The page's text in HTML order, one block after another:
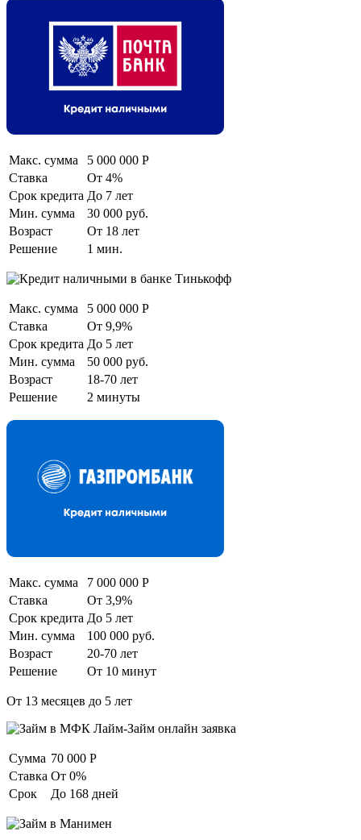
Макс. сумма
5 000 000 Р
Ставка
От 4%
Срок кредита До 7 лет
Мин. сумма
30 000 руб.
Возраст
От 18 лет
Решение
1 мин.
Макс. сумма
5 000 000 Р
Ставка
От 9,9%
Срок кредита До 5 лет
Мин. сумма
50 000 руб.
Возраст
18-70 лет
Решение
2 минуты
Макс. сумма
7 000 000 Р
Ставка
От 3,9%
Срок кредита До 5 лет
Мин. сумма
100 000 руб.
Возраст
20-70 лет
Решение
От 10 минут
От 13 месяцев до 5 лет
Сумма 70 000 Р
Cтавка От 0%
Срок
До 168 дней